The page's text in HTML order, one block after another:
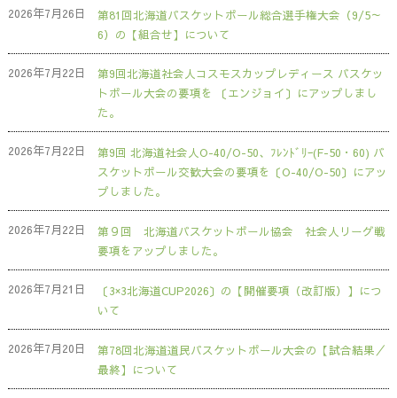
2026年7月26日
第81回北海道バスケットボール総合選手権大会（9/5～
6）の【組合せ】について
2026年7月22日
第9回北海道社会人コスモスカップレディース バスケッ
トボール大会の要項を 〔エンジョイ〕にアップしまし
た。
2026年7月22日
第9回 北海道社会人O-40/O-50、ﾌﾚﾝﾄﾞﾘｰ(F-50・60) バ
スケットボール交歓大会の要項を〔O-40/O-50〕にアッ
プしました。
2026年7月22日
第９回 北海道バスケットボール協会 社会人リーグ戦
要項をアップしました。
2026年7月21日
〔3×3北海道CUP2026〕の【開催要項（改訂版）】につ
いて
2026年7月20日
第78回北海道道民バスケットボール大会の【試合結果／
最終】について